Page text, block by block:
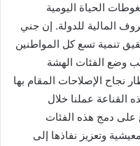
الحياة اليومية
المالية للدولة. إن جني
تنمية تسع كل المواطنين
وضع الفئات الهشة
نجاح الإصلاحات المقام بها
القناعة عملنا خلال
على دمج هذه الفئات
وتعزيز نفاذها إلى